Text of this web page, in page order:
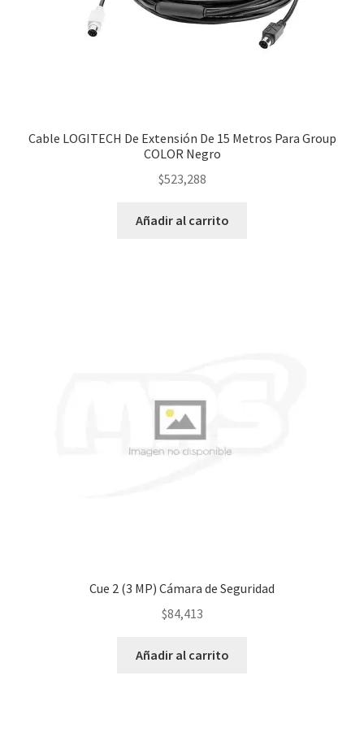
Cable LOGITECH De Extensión De 15 Metros Para Group
COLOR Negro
$523,288
Añadir al carrito
Cue 2 (3 MP) Cámara de Seguridad
$84,413
Añadir al carrito